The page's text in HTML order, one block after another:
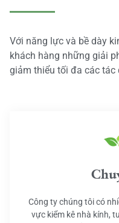
Với năng lực và bề dày
khách hàng những giải
giảm thiểu tối đa các
Công ty chúng tôi có
vực kiểm kê nhà kính,